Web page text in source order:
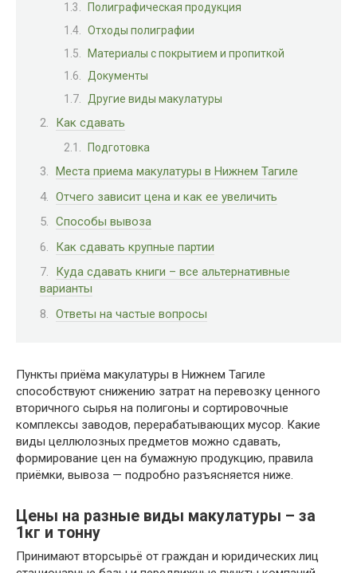
Полиграфическая продукция
Отходы полиграфии
Материалы с покрытием и пропиткой
Документы
Другие виды макулатуры
Как сдавать
Подготовка
Места приема макулатуры в Нижнем Тагиле
Отчего зависит цена и как ее увеличить
Способы вывоза
Как сдавать крупные партии
Куда сдавать книги – все альтернативные
варианты
Ответы на частые вопросы
Пункты приёма макулатуры в Нижнем Тагиле
способствуют снижению затрат на перевозку ценного
вторичного сырья на полигоны и сортировочные
комплексы заводов, перерабатывающих мусор. Какие
виды целлюлозных предметов можно сдавать,
формирование цен на бумажную продукцию, правила
приёмки, вывоза — подробно разъясняется ниже.
Цены на разные виды макулатуры – за
1кг и тонну
Принимают вторсырьё от граждан и юридических лиц